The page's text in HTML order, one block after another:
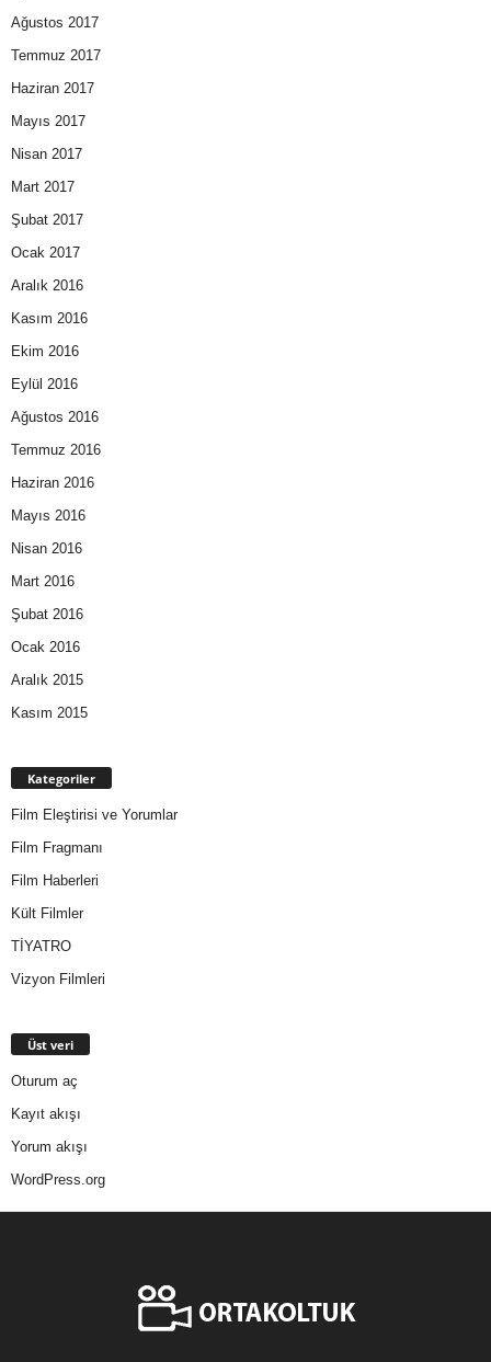
Ağustos 2017
Temmuz 2017
Haziran 2017
Mayıs 2017
Nisan 2017
Mart 2017
Şubat 2017
Ocak 2017
Aralık 2016
Kasım 2016
Ekim 2016
Eylül 2016
Ağustos 2016
Temmuz 2016
Haziran 2016
Mayıs 2016
Nisan 2016
Mart 2016
Şubat 2016
Ocak 2016
Aralık 2015
Kasım 2015
Kategoriler
Film Eleştirisi ve Yorumlar
Film Fragmanı
Film Haberleri
Kült Filmler
TİYATRO
Vizyon Filmleri
Üst veri
Oturum aç
Kayıt akışı
Yorum akışı
WordPress.org